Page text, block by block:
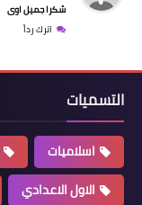
شكرا جميل اوى
اترك رداً
التسميات
اسلاميات
الاول الاعدادي